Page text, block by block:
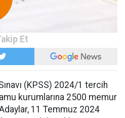
(KPSS) 2024/1 tercih
kurumlarına 2500 memur
11 Temmuz 2024